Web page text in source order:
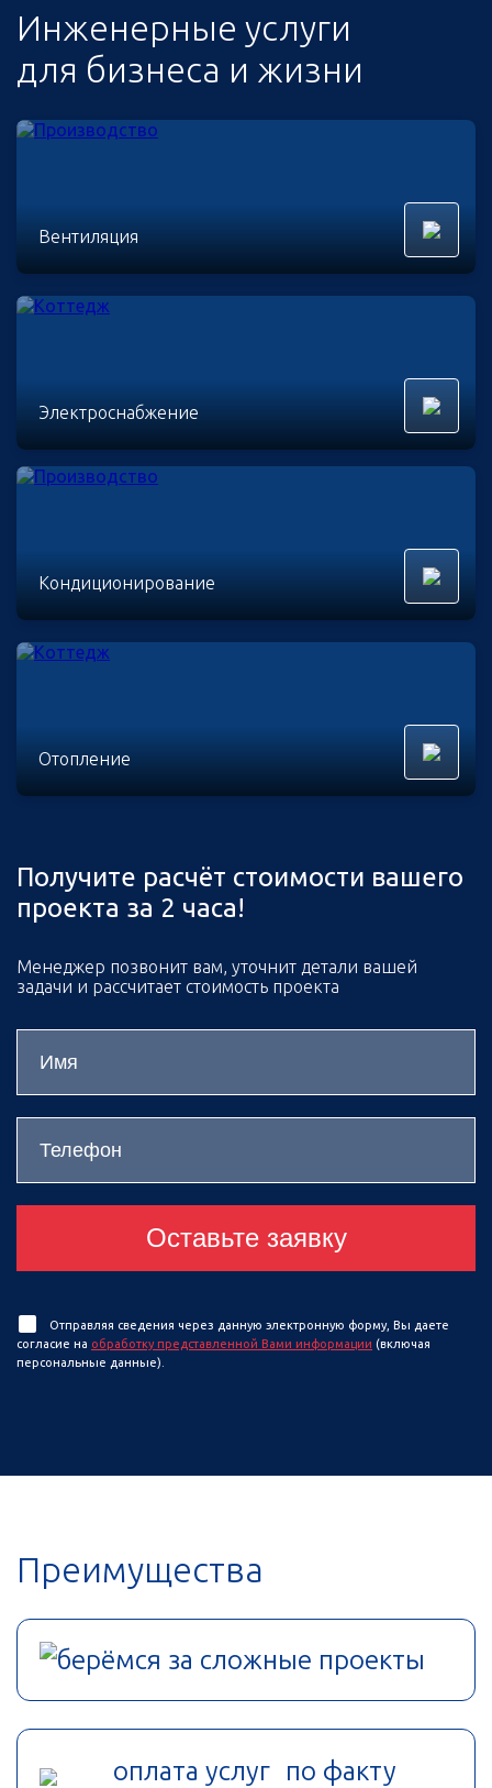
Инженерные услуги
для бизнеса и жизни
Вентиляция
Электроснабжение
Кондиционирование
Отопление
Получите расчёт стоимости вашего
проекта за 2 часа!
Менеджер позвонит вам, уточнит детали вашей
задачи и рассчитает стоимость проекта
Оставьте заявку
Отправляя сведения через данную электронную форму, Вы даете
согласие на обработку представленной Вами информации (включая
персональные данные).
Преимущества
берёмся за сложные проекты
оплата услуг по факту